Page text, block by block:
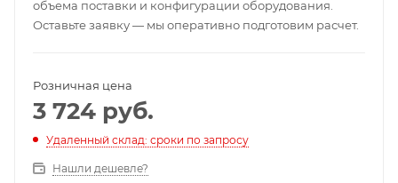
объема поставки и конфигурации оборудования.
Оставьте заявку — мы оперативно подготовим расчет.
Розничная цена
3 724 руб.
Удаленный склад: сроки по запросу
Нашли дешевле?